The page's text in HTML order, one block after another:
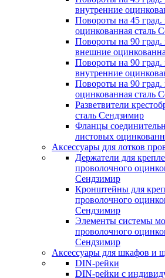
внутренние
Повороты на 45 град.
оцинкованная сталь
Повороты на 90 град.
внешние
Повороты на 90 град.
внутренние
Повороты на 90 град.
оцинкованная сталь
Разветвители
сталь Сендзимир
Фланцы
листовых
Аксессуары для лотков
Держатели для
проволочного
Сендзимир
Кронштейны для
проволочного
Сендзимир
Элементы системы
проволочного
Сендзимир
Аксессуары для шкафов и
DIN-рейки
DIN-рейки с